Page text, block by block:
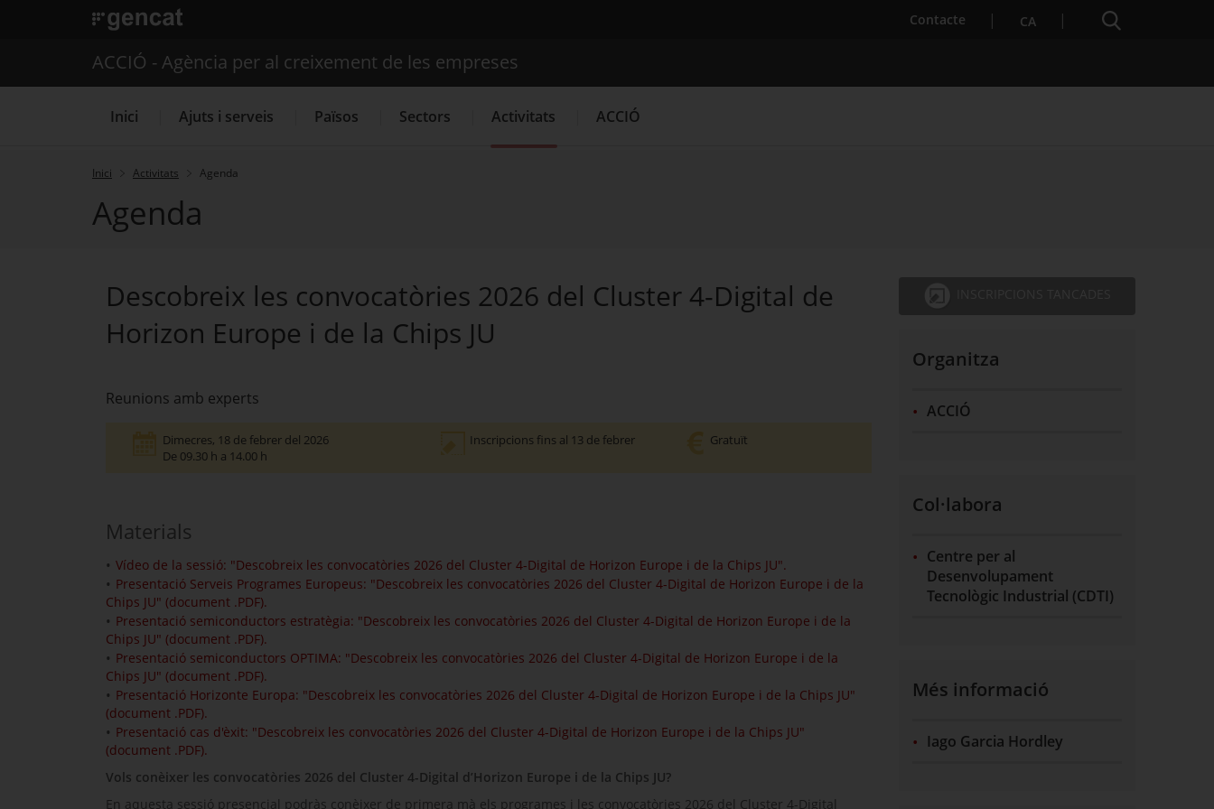
. Obre en una nova finestra. Contacte . Obre en una nova finestra.
CA Cercador
Cercador
Serveis d'internacionalització
ACCIÓ - Agència per al creixement de les empreses
Inici Ajuts i serveis Països Sectors Activitats ACCIÓ
Inici Activitats Agenda
Agenda
Descobreix les convocatòries 2026 del Cluster 4-Digital de
Horizon Europe i de la Chips JU
Reunions amb experts
Dimecres, 18 de febrer del 2026
De 09.30 h a 14.00 h
Inscripcions fins al 13 de febrer Gratuït
Materials
Vídeo de la sessió: "Descobreix les convocatòries 2026 del Cluster 4-Digital de Horizon Europe i de la Chips JU".
Presentació Serveis Programes Europeus: "Descobreix les convocatòries 2026 del Cluster 4-Digital de Horizon Europe i de la
Chips JU" (document .PDF).
Presentació semiconductors estratègia: "Descobreix les convocatòries 2026 del Cluster 4-Digital de Horizon Europe i de la
Chips JU" (document .PDF).
Presentació semiconductors OPTIMA: "Descobreix les convocatòries 2026 del Cluster 4-Digital de Horizon Europe i de la
Chips JU" (document .PDF).
Presentació Horizonte Europa: "Descobreix les convocatòries 2026 del Cluster 4-Digital de Horizon Europe i de la Chips JU"
(document .PDF).
Presentació cas d'èxit: "Descobreix les convocatòries 2026 del Cluster 4-Digital de Horizon Europe i de la Chips JU"
(document .PDF).
Vols conèixer les convocatòries 2026 del Cluster 4-Digital d’Horizon Europe i de la Chips JU?
En aquesta sessió presencial podràs conèixer de primera mà els programes i les convocatòries 2026 del Cluster 4-Digital
Organitza
ACCIÓ
Col·labora
Centre per al
Desenvolupament
Tecnològic Industrial (CDTI)
Més informació
Iago Garcia Hordley